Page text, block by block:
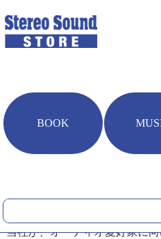
BOOK
本格オーディオマガジン「ス
当社が、オーディオ愛好家に